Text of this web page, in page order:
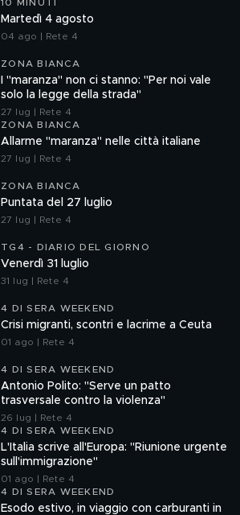
10 MINUTI
Martedì 4 agosto
04 ago | Rete 4
ZONA BIANCA
I "maranza" non ci stanno: "Per noi vale
solo la legge della strada"
27 lug | Rete 4
ZONA BIANCA
Allarme "maranza" nelle città italiane
27 lug | Rete 4
ZONA BIANCA
Puntata del 27 luglio
27 lug | Rete 4
TG4 - DIARIO DEL GIORNO
Venerdì 31 luglio
31 lug | Rete 4
4 DI SERA WEEKEND
Crisi migranti, scontri e lacrime a Ceuta
01 ago | Rete 4
4 DI SERA WEEKEND
Antonio Polito: "Serve un patto
trasversale contro la violenza"
26 lug | Rete 4
4 DI SERA WEEKEND
L'Italia scrive all'Europa: "Riunione urgente
sull'immigrazione"
01 ago | Rete 4
4 DI SERA WEEKEND
Esodo estivo, in viaggio con carburanti in